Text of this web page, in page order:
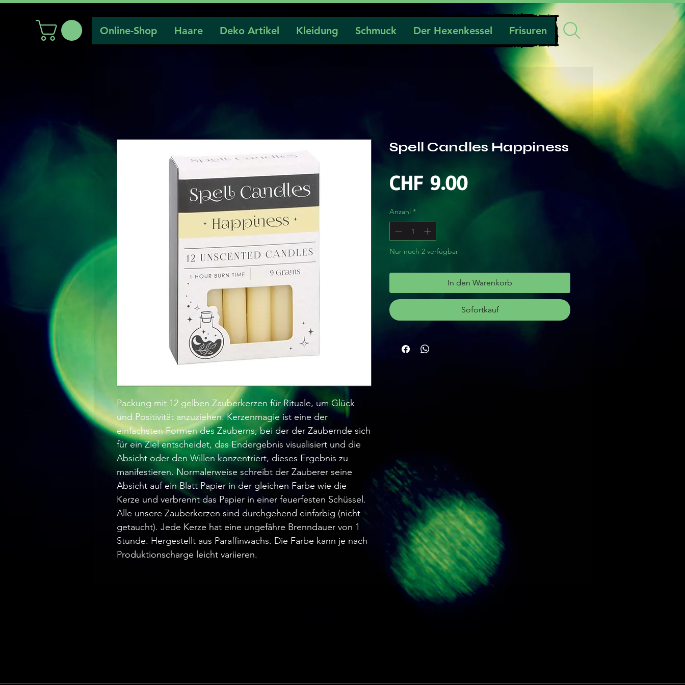
Online-Shop Haare Deko Artikel Kleidung Schmuck Der Hexenkessel Frisuren
Packung mit 12 gelben Zauberkerzen für Rituale, um Glück
und Positivität anzuziehen. Kerzenmagie ist eine der
einfachsten Formen des Zauberns, bei der der Zaubernde sich
für ein Ziel entscheidet, das Endergebnis visualisiert und die
Absicht oder den Willen konzentriert, dieses Ergebnis zu
manifestieren. Normalerweise schreibt der Zauberer seine
Absicht auf ein Blatt Papier in der gleichen Farbe wie die
Kerze und verbrennt das Papier in einer feuerfesten Schüssel.
Alle unsere Zauberkerzen sind durchgehend einfarbig (nicht
getaucht). Jede Kerze hat eine ungefähre Brenndauer von 1
Stunde. Hergestellt aus Paraffinwachs. Die Farbe kann je nach
Produktionscharge leicht variieren.
Spell Candles Happiness
CHF 9.00Preis
Anzahl *
Nur noch 2 verfügbar
In den Warenkorb
Sofortkauf